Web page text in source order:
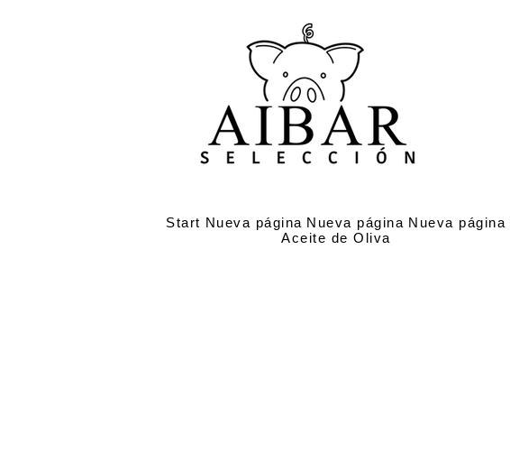
Start Nueva página Nueva página Nueva página
Aceite de Oliva